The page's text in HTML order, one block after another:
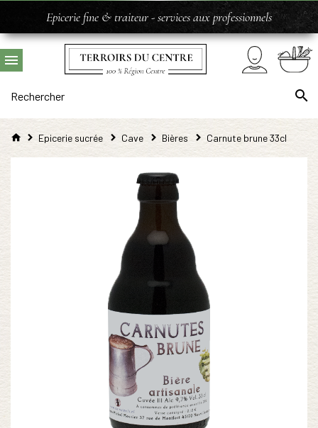
Epicerie fine & traiteur - services aux professionnels
Epicerie sucrée Cave Bières Carnute brune 33cl